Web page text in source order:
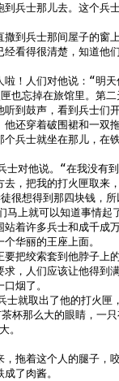
兵士那儿去。这个兵
到兵士那间屋子的窗
看得很清楚，知道他
！人们对他说：“明天
也忘掉在旅馆里。第
到鼓声，看到兵士们
还穿着破围裙和一双
兵士就坐在那儿，在
对他说。“在我没有
，把我的打火匣取来
很想得到那四块钱，
马上就可以知道事情起
着许多兵士和成千成
华丽的王座上面。
把绞索套到他脖子上
，人们应该让他得到
烟了。
就取出了他的打火匣
杯那么大的眼睛，一
。
拖着这个人的腿子，
了肉酱。